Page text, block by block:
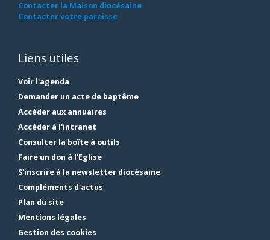
Contacter la Maison diocésaine
Contacter votre paroisse
Liens utiles
Voir l'agenda
Demander un acte de baptême
Accéder aux annuaires
Accéder à l'intranet
Consulter la boîte à outils
Faire un don à l'Eglise
S'inscrire à la newsletter diocésaine
Compléments d'actus
Plan du site
Mentions légales
Gestion des cookies